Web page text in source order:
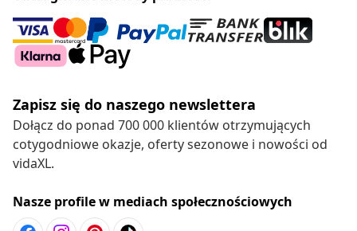
Zapisz się do naszego newslettera
Dołącz do ponad 700 000 klientów otrzymujących
cotygodniowe okazje, oferty sezonowe i nowości od
vidaXL.
Nasze profile w mediach społecznościowych